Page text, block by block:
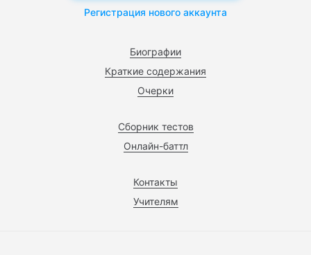
Биографии
Краткие содержания
Очерки
Сборник тестов
Онлайн-баттл
Контакты
Учителям
Регистрация нового аккаунта